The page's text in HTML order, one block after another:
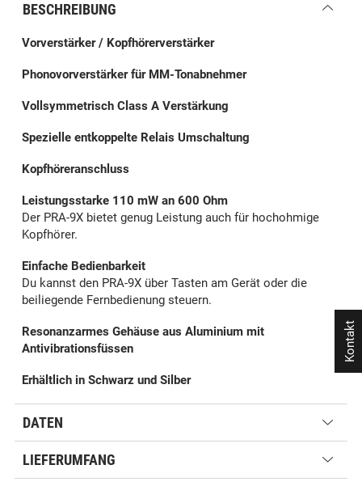
BESCHREIBUNG
Vorverstärker / Kopfhörerverstärker
Phonovorverstärker für MM-Tonabnehmer
Vollsymmetrisch Class A Verstärkung
Spezielle entkoppelte Relais Umschaltung
Kopfhöreranschluss
Leistungsstarke 110 mW an 600 Ohm
Der PRA-9X bietet genug Leistung auch für hochohmige
Kopfhörer.
Einfache Bedienbarkeit
Du kannst den PRA-9X über Tasten am Gerät oder die
beiliegende Fernbedienung steuern.
Resonanzarmes Gehäuse aus Aluminium mit
Antivibrationsfüssen
Erhältlich in Schwarz und Silber
DATEN
LIEFERUMFANG
Kontakt